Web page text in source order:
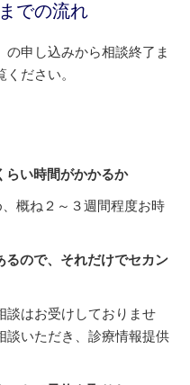
での流れ
申し込みから相談終了ま
ください。
らい時間がかかるか
概ね２～３週間程度お時
るので、それだけでセカン
談はお受けしておりませ
談いただき、診療情報提供